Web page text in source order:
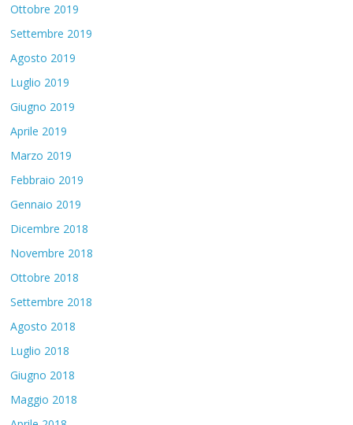
Ottobre 2019
Settembre 2019
Agosto 2019
Luglio 2019
Giugno 2019
Aprile 2019
Marzo 2019
Febbraio 2019
Gennaio 2019
Dicembre 2018
Novembre 2018
Ottobre 2018
Settembre 2018
Agosto 2018
Luglio 2018
Giugno 2018
Maggio 2018